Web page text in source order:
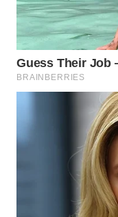
WN
SAMOSIR
WN
PADANG